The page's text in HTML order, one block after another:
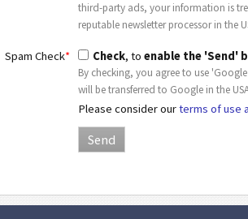
third-party ads, your information is
reputable newsletter processor in the
Spam Check* Check, to enable the 'Send'
By checking, you agree to use
will be transferred to Google in the
Please consider ourterms of use